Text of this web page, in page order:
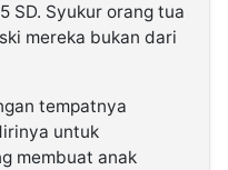
SD. Syukur orang tua
mereka bukan dari
tempatnya
untuk
membuat anak